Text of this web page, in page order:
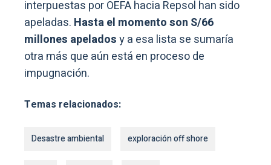
interpuestas por OEFA hacia Repsol han sido
apeladas. Hasta el momento son S/66
millones apeladosy a esa lista se sumaría
otra más que aún está en proceso de
impugnación.
Temas relacionados:
Desastre ambiental exploración off shore